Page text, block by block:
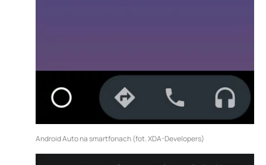
Android Auto na smartfonach (fot. XDA-Developers)